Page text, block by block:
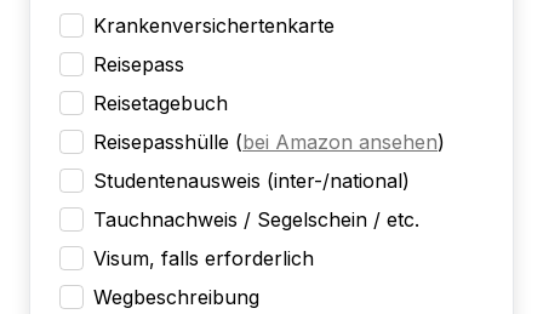
Krankenversichertenkarte
Reisepass
Reisetagebuch
Reisepasshülle (bei Amazon ansehen)
Studentenausweis (inter-/national)
Tauchnachweis / Segelschein / etc.
Visum, falls erforderlich
Wegbeschreibung